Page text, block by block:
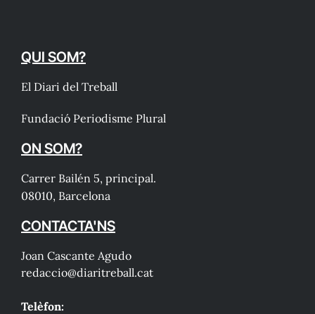
QUI SOM?
El Diari del Treball
Fundació Periodisme Plural
ON SOM?
Carrer Bailén 5, principal.
08010, Barcelona
CONTACTA'NS
Joan Cascante Agudo
redaccio@diaritreball.cat
Telèfon: